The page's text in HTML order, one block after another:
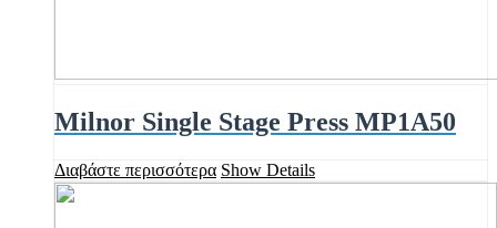
Milnor Single Stage Press MP1A50
Διαβάστε περισσότερα Show Details